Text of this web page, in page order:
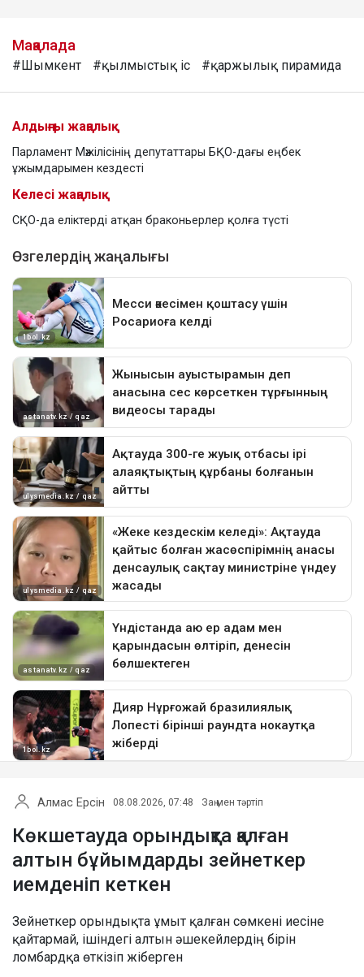
Мақалада
#Шымкент #қылмыстық іс #қаржылық пирамида
Алдыңғы жаңалық
Парламент Мәжілісінің депутаттары БҚО-дағы еңбек
ұжымдарымен кездесті
Келесі жаңалық
СҚО-да еліктерді атқан браконьерлер қолға түсті
Алмас Ерсін 08.08.2026, 07:48 Заң мен тәртіп
Көкшетауда орындықта қалған
алтын бұйымдарды зейнеткер
иемденіп кеткен
Зейнеткер орындықта ұмыт қалған сөмкені иесіне
қайтармай, ішіндегі алтын әшекейлердің бірін
ломбардқа өткізіп жіберген